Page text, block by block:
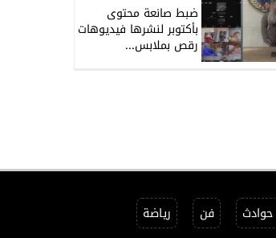
ضبط صانعة محتوى
بأكتوبر لنشرها فيديوهات
رقص بملابس...
حوادث فن رياضة